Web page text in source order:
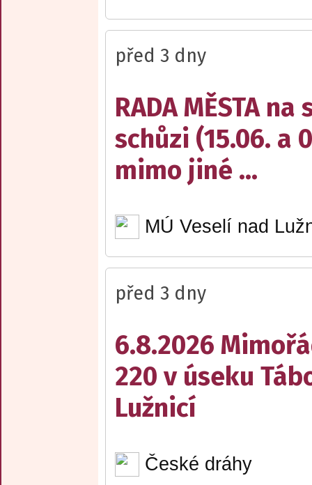
před 3 dny
RADA MĚSTA na
schůzi (15.06. a
mimo jiné ...
MÚ Veselí nad
před 3 dny
6.8.2026
220 v úseku
Lužnicí
České dráhy